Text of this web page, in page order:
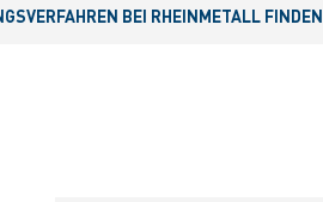
BEI RHEINMETALL